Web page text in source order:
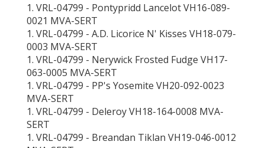
1. VRL-04799 - Pontypridd Lancelot VH16-089-
0021 MVA-SERT
1. VRL-04799 - A.D. Licorice N' Kisses VH18-079-
0003 MVA-SERT
1. VRL-04799 - Nerywick Frosted Fudge VH17-
063-0005 MVA-SERT
1. VRL-04799 - PP's Yosemite VH20-092-0023
MVA-SERT
1. VRL-04799 - Deleroy VH18-164-0008 MVA-
SERT
1. VRL-04799 - Breandan Tiklan VH19-046-0012